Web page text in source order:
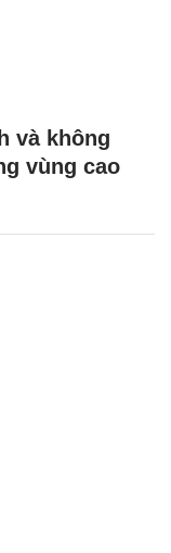
và không
vùng cao